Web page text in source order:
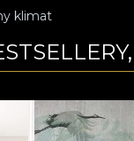
klimat